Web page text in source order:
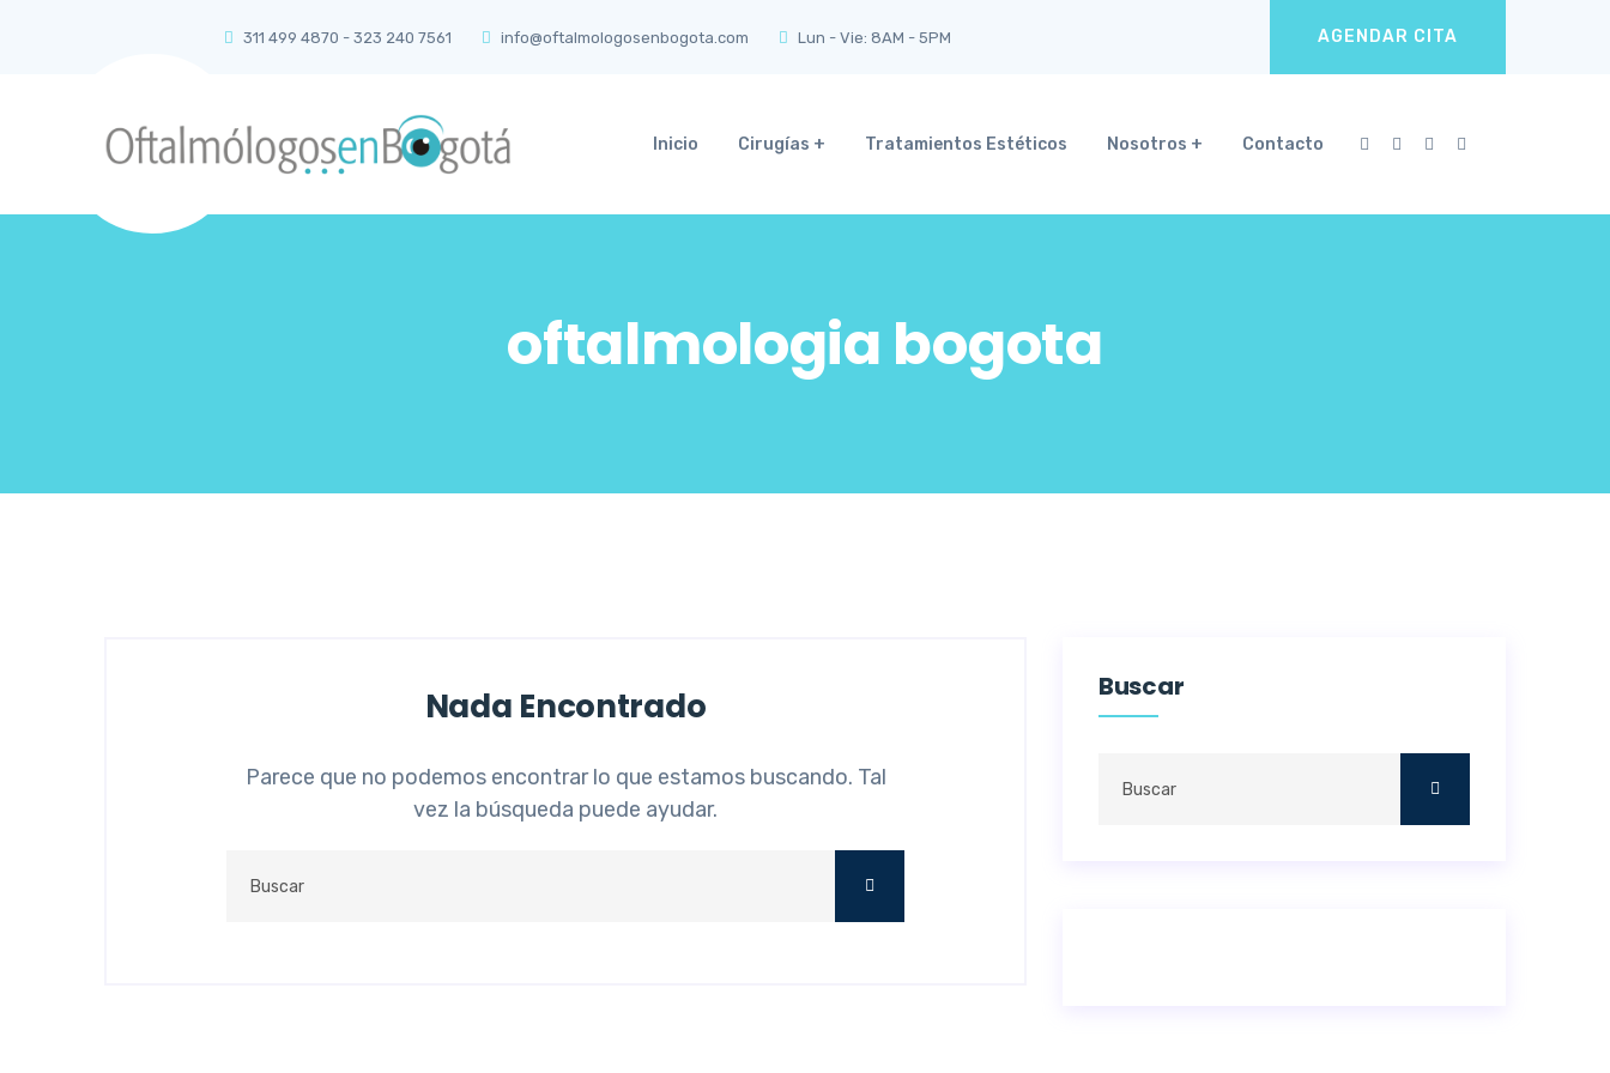
311 499 4870 - 323 240 7561 info@oftalmologosenbogota.com Lun - Vie: 8AM - 5PM AGENDAR CITA
Inicio Cirugías Tratamientos Estéticos Nosotros Contacto
oftalmologia bogota
Nada Encontrado
Parece que no podemos encontrar lo que estamos buscando. Tal
vez la búsqueda puede ayudar.
Buscar